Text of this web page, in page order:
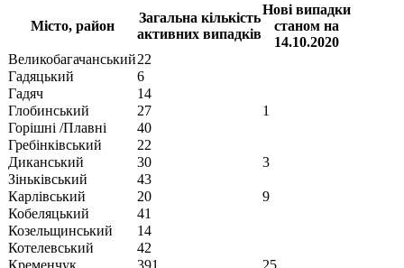
Місто, район
Загальна кількість
активних випадків
Нові випадки
станом на
14.10.2020
Великобагачанський22
Гадяцький
6
Гадяч
14
Глобинський
27
1
Горішні /Плавні
40
Гребінківський
22
Диканський
30
3
Зіньківський
43
Карлівський
20
9
Кобеляцький
41
Козельщинський
14
Котелевський
42
Кременчук
391
25